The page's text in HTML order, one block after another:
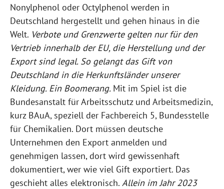
Nonylphenol oder Octylphenol werden in
Deutschland hergestellt und gehen hinaus in die
Welt. Verbote und Grenzwerte gelten nur für den
Vertrieb innerhalb der EU, die Herstellung und der
Export sind legal. So gelangt das Gift von
Deutschland in die Herkunftsländer unserer
Kleidung. Ein Boomerang. Mit im Spiel ist die
Bundesanstalt für Arbeitsschutz und Arbeitsmedizin,
kurz BAuA, speziell der Fachbereich 5, Bundesstelle
für Chemikalien. Dort müssen deutsche
Unternehmen den Export anmelden und
genehmigen lassen, dort wird gewissenhaft
dokumentiert, wer wie viel Gift exportiert. Das
geschieht alles elektronisch. Allein im Jahr 2023